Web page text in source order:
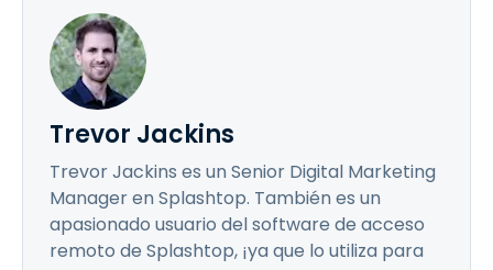
Trevor Jackins
Trevor Jackins es un Senior Digital Marketing
Manager en Splashtop. También es un
apasionado usuario del software de acceso
remoto de Splashtop, ¡ya que lo utiliza para